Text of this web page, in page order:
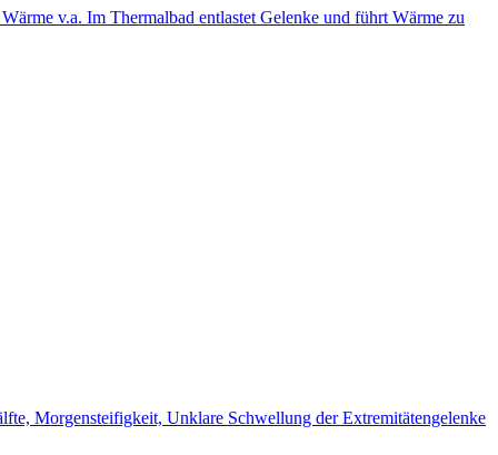
v.a. Im Thermalbad entlastet Gelenke und führt Wärme zu
Morgensteifigkeit, Unklare Schwellung der Extremitätengelenke